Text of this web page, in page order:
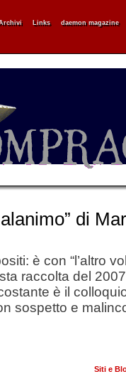
Links daemon magazine
di
è con “l’altro
raccolta del
è il
sospetto e
Siti e